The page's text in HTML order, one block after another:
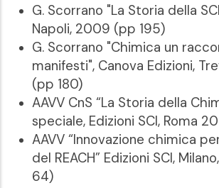
G. Scorrano "La Storia della
Napoli, 2009 (pp 195)
G. Scorrano "Chimica un
manifesti", Canova Edizioni,
(pp 180)
AAVV CnS “La Storia della
speciale, Edizioni SCI, Roma
AAVV “Innovazione chimica
del REACH” Edizioni SCI,
64)